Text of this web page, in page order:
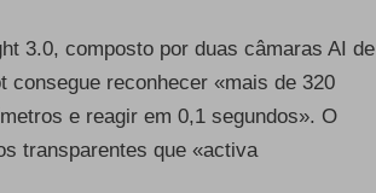
3.0, composto por duas câmaras AI de
consegue reconhecer «mais de 320
e reagir em 0,1 segundos». O
transparentes que «activa